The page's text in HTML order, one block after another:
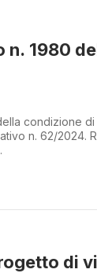
n. 1980
condizione di
n. 62/2024.
di